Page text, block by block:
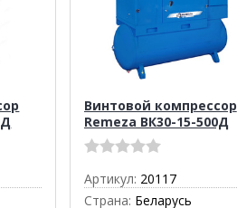
Винтовой компрессор
Remeza ВК30-15-500Д
Артикул: 20117
Страна: Беларусь